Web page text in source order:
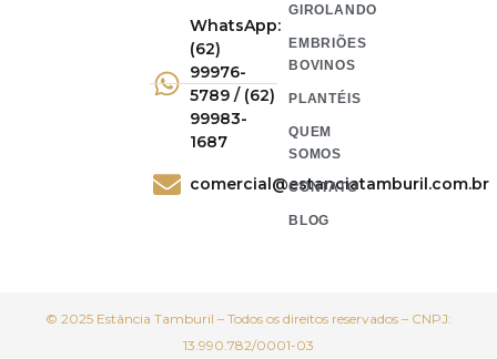
WhatsApp:
(62)
99976-
5789 / (62)
99983-
1687
comercial@estanciatamburil.com.br
GIROLANDO
EMBRIÕES
BOVINOS
PLANTÉIS
QUEM
SOMOS
CONTATO
BLOG
© 2025 Estância Tamburil – Todos os direitos reservados – CNPJ:
13.990.782/0001-03